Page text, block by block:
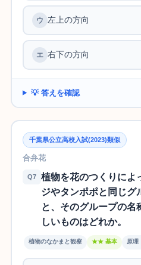
左上の方向
右下の方向
💡 答えを確認
千葉県公立高校入試(2023)類似
合弁花
Q7
植物を花のつくりによ
ジやタンポポと同じグ
と、そのグループの名
しいものはどれか。
植物のなかまと観察 ★★ 基本 原理